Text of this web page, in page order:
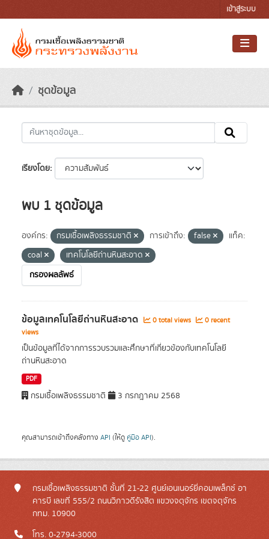
เข้าสู่ระบบ
ชุดข้อมูล
เรียงโดย
พบ 1 ชุดข้อมูล
องค์กร: กรมเชื้อเพลิงธรรมชาติ การเข้าถึง: false
แท็ค:
coal
เทคโนโลยีถ่านหินสะอาด
กรองผลลัพธ์
ข้อมูลเทคโนโลยีถ่านหินสะอาด 0 total views
0 recent
views
เป็นข้อมูลที่ได้จากการรวบรวมและศึกษาที่เกี่ยวข้องกับเทคโนโลยี
ถ่านหินสะอาด
PDF
กรมเชื้อเพลิงธรรมชาติ 3 กรกฎาคม 2568
คุณสามารถเข้าถึงคลังทาง API (ให้ดู คู่มือ API).
กรมเชื้อเพลิงธรรมชาติ ชั้นที่ 21-22 ศูนย์เอนเนอร์ยี่คอมเพล็กซ์ อา
คารบี เลขที่ 555/2 ถนนวิภาวดีรังสิต แขวงจตุจักร เขตจตุจักร
กทม. 10900
โทร. 0-2794-3000